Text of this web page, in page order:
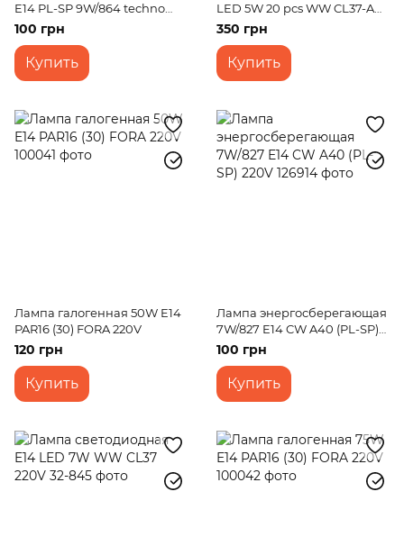
E14 PL-SP 9W/864 techno
7mm Br 220V
100 грн
Купить
LED 5W 20 pcs WW CL37-A
SMD2835 (gold) 220V
350 грн
Купить
Лампа галогенная 50W E14
PAR16 (30) FORA 220V
120 грн
Купить
Лампа энергосберегающая
7W/827 E14 CW A40 (PL-SP)
220V
100 грн
Купить